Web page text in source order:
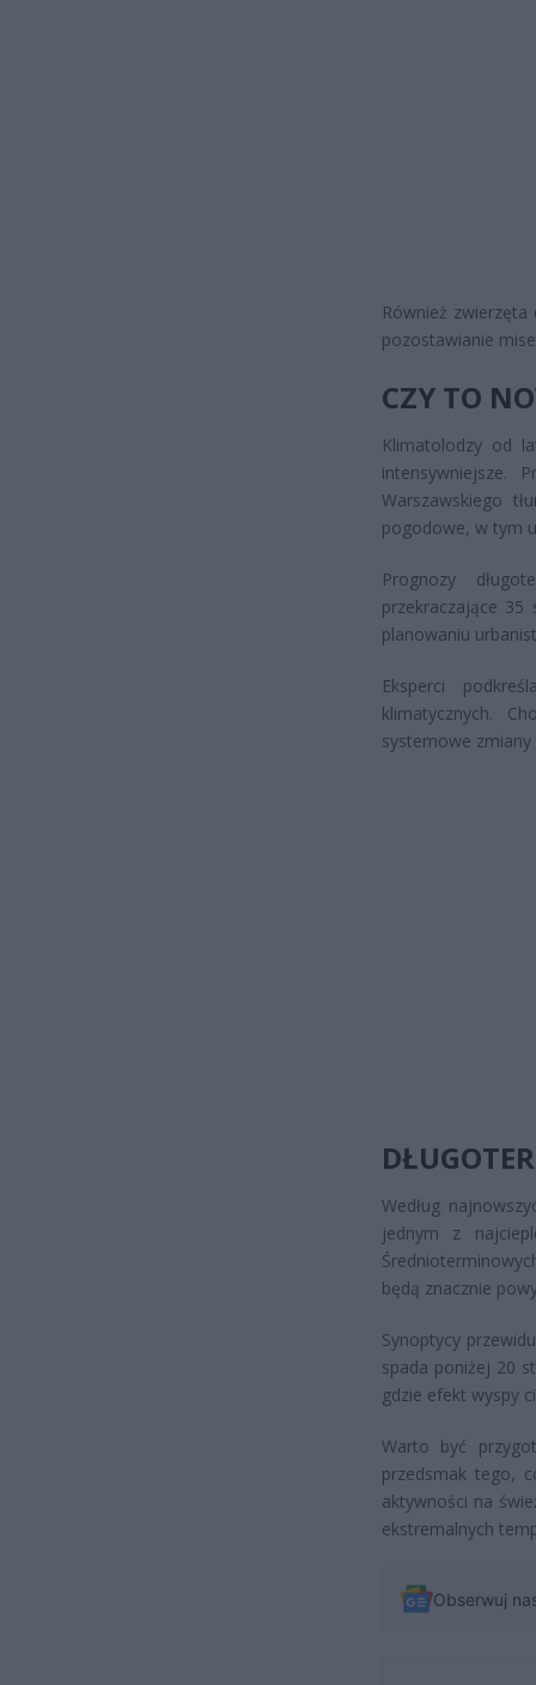
Również
pozostawianie
CZY TO
Klimatolodzy od
intensywniejsze.
Warszawskiego
pogodowe, w tym
Prognozy
przekraczające
planowaniu
Eksperci
klimatycznych.
systemowe
Według
jednym z
będą znacznie
Synoptycy
spada poniżej 20
gdzie efekt wyspy
Warto być
przedsmak tego,
aktywności na
ekstremalnych
Obserwuj